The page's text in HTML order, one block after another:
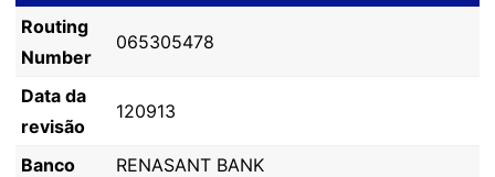
Routing
Number
065305478
Data da
revisão
120913
Banco
RENASANT BANK